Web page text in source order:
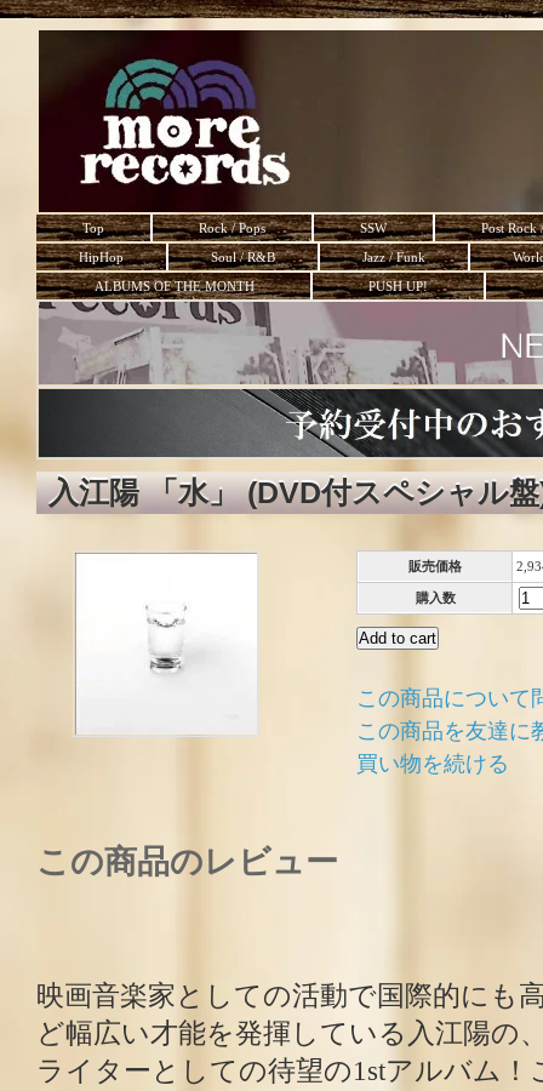
Top Rock / Pops SSW
Post Rock
HipHop
Soul / R&B Jazz / Funk
ALBUMS OF THE MONTH
PUSH UP!
入江陽 「水」 (DVD付スペシャル
販売価格
購入数
この商品について
この商品を友達に
買い物を続ける
この商品のレビュー
映画音楽家としての活動で国際的にも
ど幅広い才能を発揮している入江陽の
ライターとしての待望の1stアルバム